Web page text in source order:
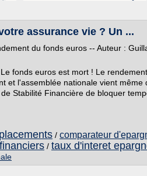
assurance vie ? Un ...
du fonds euros -- Auteur :
fonds euros est mort ! Le
et l'assemblée nationale vient même
Stabilité Financière de bloquer
/ comparateur
/ taux d'interet